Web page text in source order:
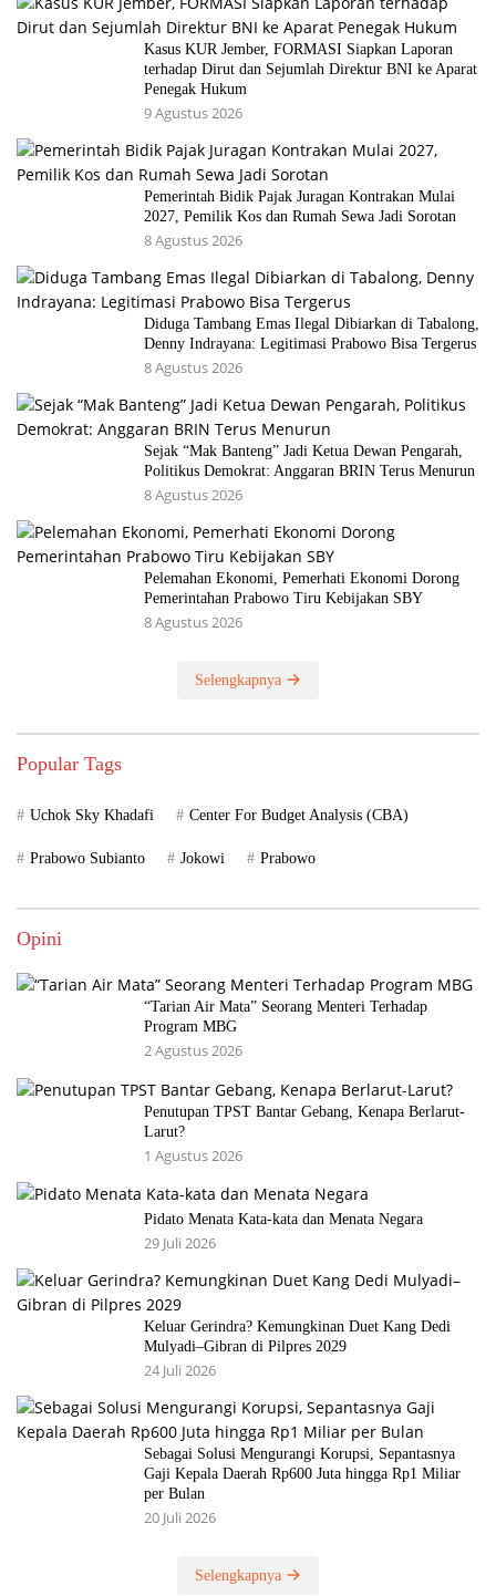
Kasus KUR Jember, FORMASI Siapkan Laporan
terhadap Dirut dan Sejumlah Direktur BNI ke Aparat
Penegak Hukum
9 Agustus 2026
Pemerintah Bidik Pajak Juragan Kontrakan Mulai
2027, Pemilik Kos dan Rumah Sewa Jadi Sorotan
8 Agustus 2026
Diduga Tambang Emas Ilegal Dibiarkan di Tabalong,
Denny Indrayana: Legitimasi Prabowo Bisa Tergerus
8 Agustus 2026
Sejak “Mak Banteng” Jadi Ketua Dewan Pengarah,
Politikus Demokrat: Anggaran BRIN Terus Menurun
8 Agustus 2026
Pelemahan Ekonomi, Pemerhati Ekonomi Dorong
Pemerintahan Prabowo Tiru Kebijakan SBY
8 Agustus 2026
Selengkapnya
Popular Tags
Uchok Sky Khadafi Center For Budget Analysis (CBA)
Prabowo Subianto Jokowi Prabowo
Opini
“Tarian Air Mata” Seorang Menteri Terhadap
Program MBG
2 Agustus 2026
Penutupan TPST Bantar Gebang, Kenapa Berlarut-
Larut?
1 Agustus 2026
Pidato Menata Kata-kata dan Menata Negara
29 Juli 2026
Keluar Gerindra? Kemungkinan Duet Kang Dedi
Mulyadi–Gibran di Pilpres 2029
24 Juli 2026
Sebagai Solusi Mengurangi Korupsi, Sepantasnya
Gaji Kepala Daerah Rp600 Juta hingga Rp1 Miliar
per Bulan
20 Juli 2026
Selengkapnya